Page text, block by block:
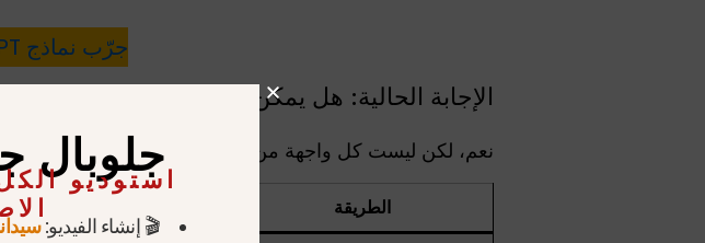
جرّب نماذج GPT على GlobalGPT
الإجابة الحالية: هل يمكن لـ ChatGPT توليد صور متعددة في وقت واحد؟
نعم، لكن ليست كل واجهة من واجهات OpenAI تتعامل مع “صور متعددة في آن واحد” بالطريقة نفسها.
الطريقة دعم الصور المتعددة
جلوبال
استوديو
🎬 إنشاء الفيديو: